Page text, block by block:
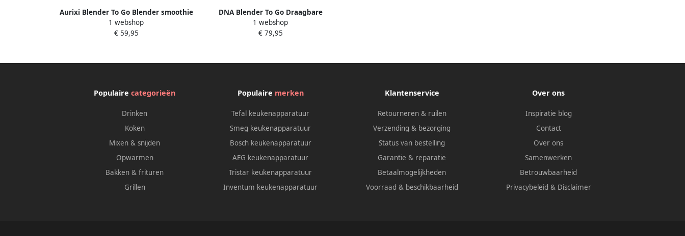
Aurixi Blender To Go Blender smoothie
– Draagbare Blender To Go Smoothie
Machine Milkshake Maker 400ml
Onderweg Blauw 13cmx 110cm x
1 webshop
€ 59,95
DNA Blender To Go Draagbare
Smoothie Maker USB Oplaadbaarr
Zwart 10cm x 10cm x 30cm
1 webshop
€ 79,95
Populairecategorieën
Drinken
Koken
Mixen & snijden
Opwarmen
Bakken & frituren
Grillen
Populaire merken
Tefal keukenapparatuur
Smeg keukenapparatuur
Bosch keukenapparatuur
AEG keukenapparatuur
Tristar keukenapparatuur
Inventum keukenapparatuur
Klantenservice
Retourneren & ruilen
Verzending & bezorging
Status van bestelling
Garantie & reparatie
Betaalmogelijkheden
Voorraad & beschikbaarheid
Over ons
Inspiratie blog
Contact
Over ons
Samenwerken
Betrouwbaarheid
Privacybeleid & Disclaimer